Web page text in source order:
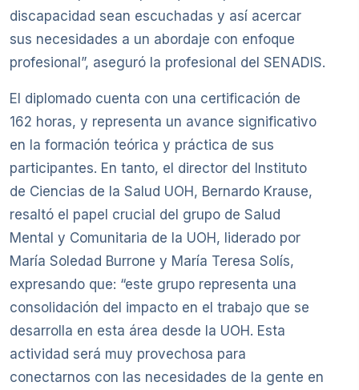
discapacidad sean escuchadas y así acercar
sus necesidades a un abordaje con enfoque
profesional”, aseguró la profesional del SENADIS.
El diplomado cuenta con una certificación de
162 horas, y representa un avance significativo
en la formación teórica y práctica de sus
participantes. En tanto, el director del Instituto
de Ciencias de la Salud UOH, Bernardo Krause,
resaltó el papel crucial del grupo de Salud
Mental y Comunitaria de la UOH, liderado por
María Soledad Burrone y María Teresa Solís,
expresando que: “este grupo representa una
consolidación del impacto en el trabajo que se
desarrolla en esta área desde la UOH. Esta
actividad será muy provechosa para
conectarnos con las necesidades de la gente en